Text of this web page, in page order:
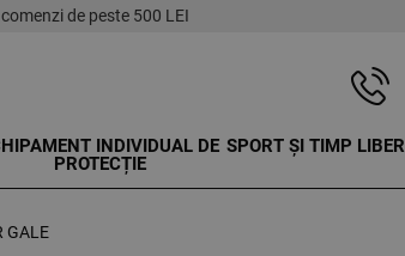
de peste 500 LEI
INDIVIDUAL DE
PROTECȚIE
SPORT ȘI TIMP LIBER
GALE